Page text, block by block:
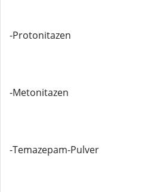
-Protonitazen
-Metonitazen
-Temazepam-Pulver